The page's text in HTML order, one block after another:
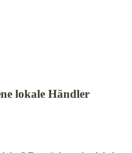
lokale Händler